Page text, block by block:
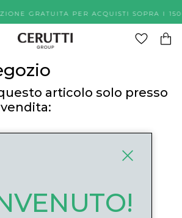
GRATUITA PER ACQUISTI
articolo solo presso
Cuneo